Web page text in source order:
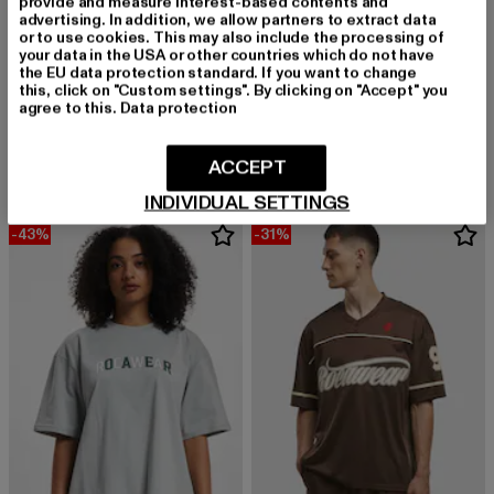
ROCAWEAR
Match
Derzeitiger Preis: 14,99 EURAktionspreis: 19,99 EUR
ROCAWEAR
29,04 EUR
Derzeitiger Preis: 29,04 EUR
-43% -31%
advertising. In addition, we allow partners to extract data
or to use cookies. This may also include the processing of
your data in the USA or other countries which do not have
the EU data protection standard. If you want to change
this, click on "Custom settings". By clicking on "Accept" you
agree to this. Data protection
INDIVIDUAL SETTINGS
ACCEPT